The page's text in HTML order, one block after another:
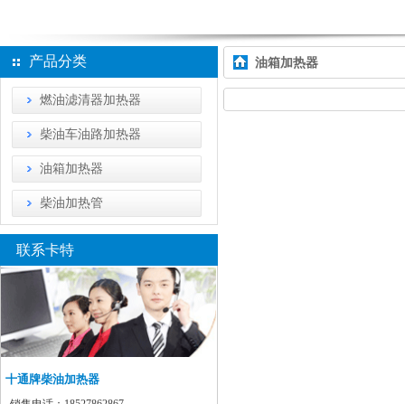
油箱加热器
产品分类
燃油滤清器加热器
柴油车油路加热器
油箱加热器
柴油加热管
联系卡特
十通牌柴油加热器